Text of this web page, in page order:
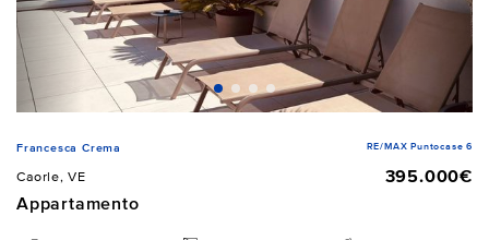
Francesca Crema RE/MAX Puntocase 6
Caorle, VE
395.000€
Appartamento